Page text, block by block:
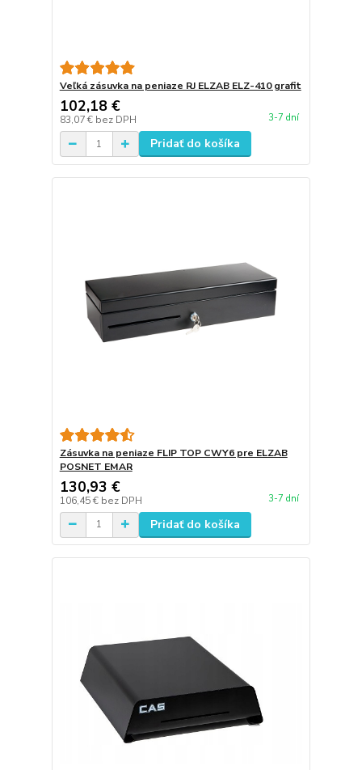
Veľká zásuvka na peniaze RJ ELZAB ELZ-410 grafit
102,18 €
83,07 € bez DPH 3-7 dní
Pridať do košíka
Zásuvka na peniaze FLIP TOP CWY6 pre ELZAB
POSNET EMAR
130,93 €
106,45 € bez DPH 3-7 dní
Pridať do košíka